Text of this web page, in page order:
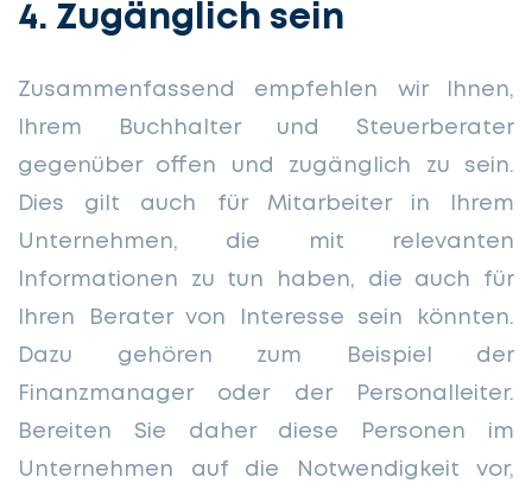
4. Zugänglich sein
Zusammenfassend empfehlen wir Ihnen,
Ihrem Buchhalter und Steuerberater
gegenüber offen und zugänglich zu sein.
Dies gilt auch für Mitarbeiter in Ihrem
Unternehmen, die mit relevanten
Informationen zu tun haben, die auch für
Ihren Berater von Interesse sein könnten.
Dazu gehören zum Beispiel der
Finanzmanager oder der Personalleiter.
Bereiten Sie daher diese Personen im
Unternehmen auf die Notwendigkeit vor,